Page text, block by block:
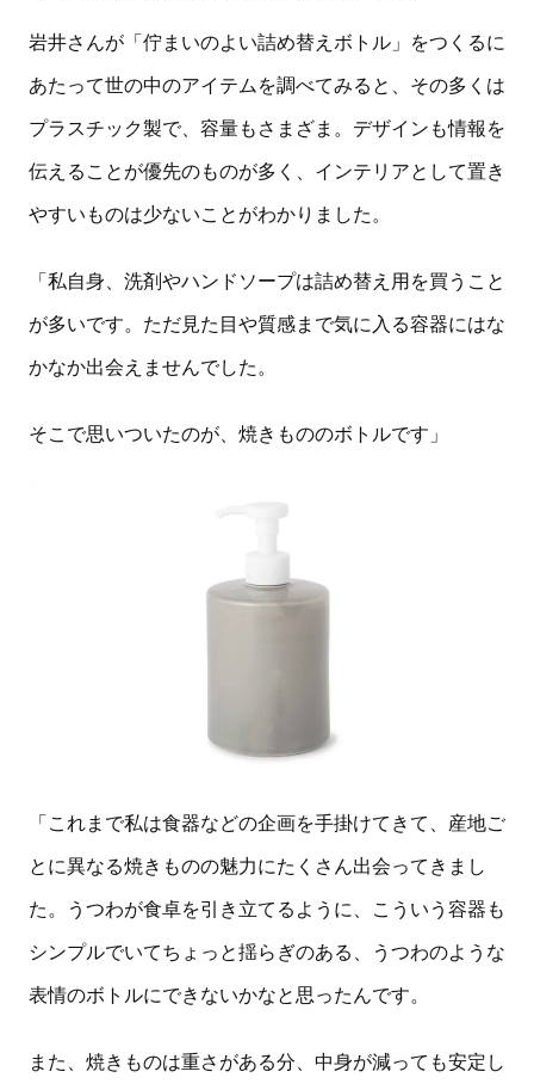
岩井さんが「佇まいのよい詰め替えボトル」をつくるに
あたって世の中のアイテムを調べてみると、その多くは
プラスチック製で、容量もさまざま。デザインも情報を
伝えることが優先のものが多く、インテリアとして置き
やすいものは少ないことがわかりました。
「私自身、洗剤やハンドソープは詰め替え用を買うこと
が多いです。ただ見た目や質感まで気に入る容器にはな
かなか出会えませんでした。
そこで思いついたのが、焼きもののボトルです」
「これまで私は食器などの企画を手掛けてきて、産地ご
とに異なる焼きものの魅力にたくさん出会ってきまし
た。うつわが食卓を引き立てるように、こういう容器も
シンプルでいてちょっと揺らぎのある、うつわのような
表情のボトルにできないかなと思ったんです。
また、焼きものは重さがある分、中身が減っても安定し